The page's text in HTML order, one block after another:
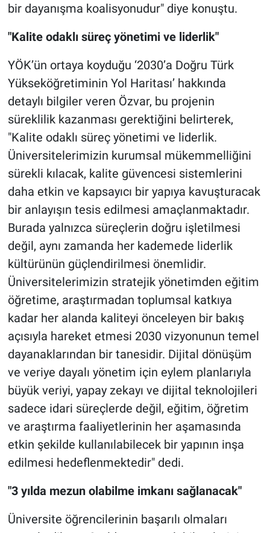
bir dayanışma koalisyonudur" diye konuştu.
"Kalite odaklı süreç yönetimi ve liderlik"
YÖK’ün ortaya koyduğu ‘2030’a Doğru Türk
Yükseköğretiminin Yol Haritası’ hakkında
detaylı bilgiler veren Özvar, bu projenin
süreklilik kazanması gerektiğini belirterek,
"Kalite odaklı süreç yönetimi ve liderlik.
Üniversitelerimizin kurumsal mükemmelliğini
sürekli kılacak, kalite güvencesi sistemlerini
daha etkin ve kapsayıcı bir yapıya kavuşturacak
bir anlayışın tesis edilmesi amaçlanmaktadır.
Burada yalnızca süreçlerin doğru işletilmesi
değil, aynı zamanda her kademede liderlik
kültürünün güçlendirilmesi önemlidir.
Üniversitelerimizin stratejik yönetimden eğitim
öğretime, araştırmadan toplumsal katkıya
kadar her alanda kaliteyi önceleyen bir bakış
açısıyla hareket etmesi 2030 vizyonunun temel
dayanaklarından bir tanesidir. Dijital dönüşüm
ve veriye dayalı yönetim için eylem planlarıyla
büyük veriyi, yapay zekayı ve dijital teknolojileri
sadece idari süreçlerde değil, eğitim, öğretim
ve araştırma faaliyetlerinin her aşamasında
etkin şekilde kullanılabilecek bir yapının inşa
edilmesi hedeflenmektedir" dedi.
"3 yılda mezun olabilme imkanı sağlanacak"
Üniversite öğrencilerinin başarılı olmaları